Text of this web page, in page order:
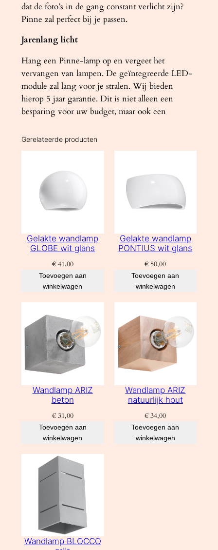
dat de foto’s in de gang constant verlicht zijn?
Pinne zal perfect bij je passen.
Jarenlang licht
Hang een Pinne-lamp op en vergeet het
vervangen van lampen. De geïntegreerde LED-
module zal lang voor je stralen. Wij bieden
hierop 5 jaar garantie. Dit is niet alleen een
besparing voor uw budget, maar ook een
Gerelateerde producten
Gelakte wandlamp
GLOBE wit glans
€41,00
Toevoegen aan
winkelwagen
Gelakte wandlamp
PONTIUS wit glans
€ 50,00
Toevoegen aan
winkelwagen
Wandlamp ARIZ
beton
€31,00
Toevoegen aan
winkelwagen
Wandlamp ARIZ
natuurlijk hout
€ 34,00
Toevoegen aan
winkelwagen
Wandlamp BLOCCO